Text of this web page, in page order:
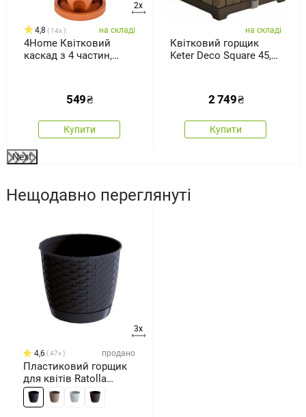
2x
4,8 14x на складі
4Home Квітковий
каскад з 4 частин,
549₴
Купити
на складі
Квітковий горщик
Keter Deco Square 45,5
2 749₴
Купити
Next
Нещодавно переглянуті
3x
4,6 47x продано
Пластиковий горщик
для квітів Ratolla
Round антрацитовий,
діам. 22 см